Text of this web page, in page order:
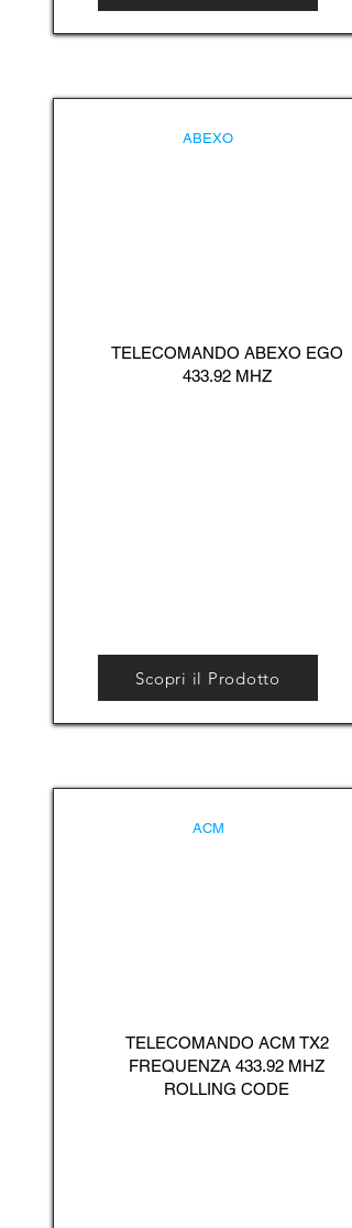
ABEXO
TELECOMANDO ABEXO EGO
433.92 MHZ
Scopri il Prodotto
ACM
TELECOMANDO ACM TX2
FREQUENZA 433.92 MHZ
ROLLING CODE